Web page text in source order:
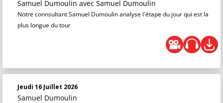
Samuel Dumoulin avec Samuel Dumoulin
Notre connsultant Samuel Dumoulin analyse l'étape du jour qui est la
plus longue du tour
Jeudi 16 Juillet 2026
Samuel Dumoulin